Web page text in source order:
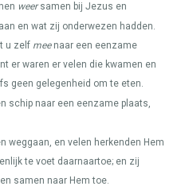
weersamen bij Jezus en
en wat zij onderwezen hadden.
u zelf meenaar een eenzame
er waren er velen die kwamen en
geen gelegenheid om te eten.
schip naar een eenzame plaats,
weggaan, en velen herkenden Hem
te voet daarnaartoe; en zij
samen naar Hem toe.